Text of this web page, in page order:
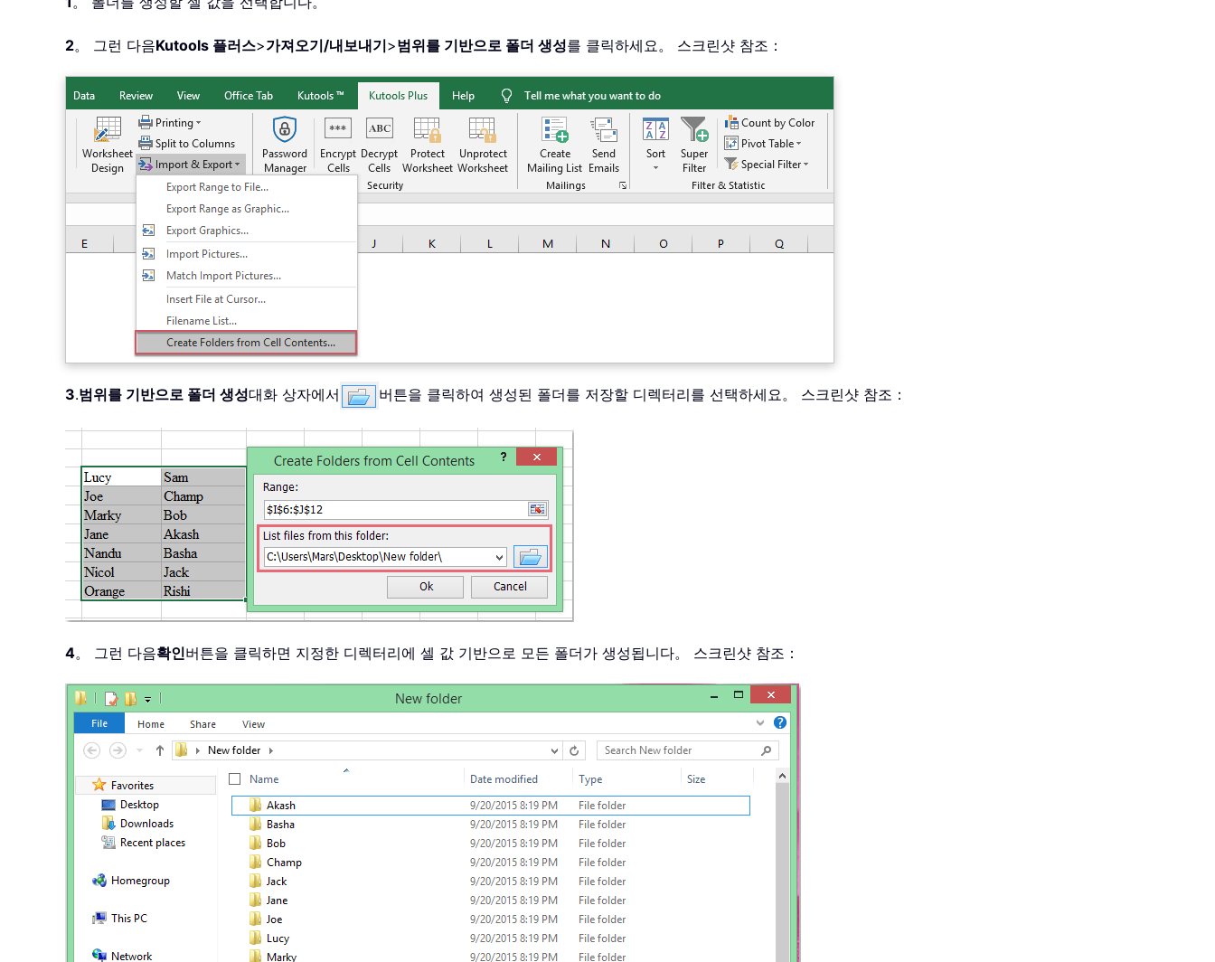
2。 그런 다음Kutools 플러스>가져오기/내보내기>범위를 기반으로 폴더 생성를 클릭하세요。 스크린샷 참조：
3.범위를 기반으로 폴더 생성대화 상자에서 버튼을 클릭하여 생성된 폴더를 저장할 디렉터리를 선택하세요。 스크린샷 참조：
4。 그런 다음확인버튼을 클릭하면 지정한 디렉터리에 셀 값 기반으로 모든 폴더가 생성됩니다。 스크린샷 참조：